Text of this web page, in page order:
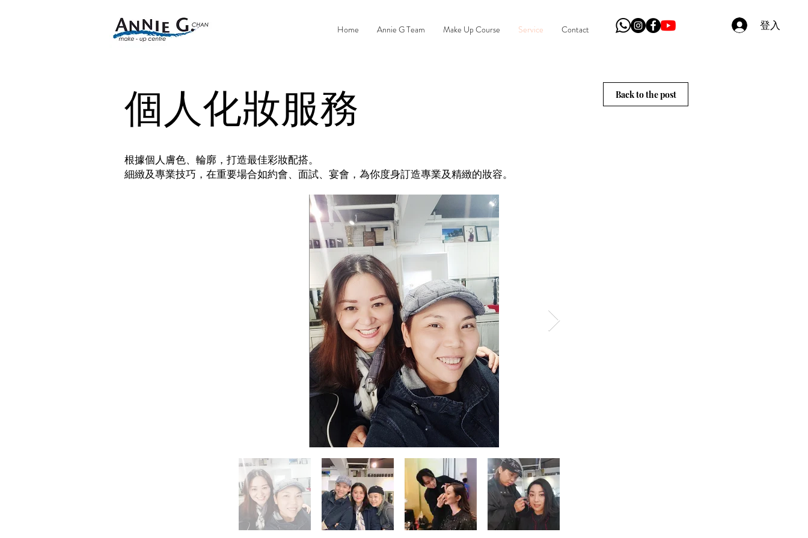
Home Annie G Team Make Up Course Service Contact 登入
個人化妝服務 Back to the post
根據個人膚色、輪廓，打造最佳彩妝配搭。
細緻及專業技巧，在重要場合如約會、面試、宴會，為你度身訂造專業及精緻的妝容。